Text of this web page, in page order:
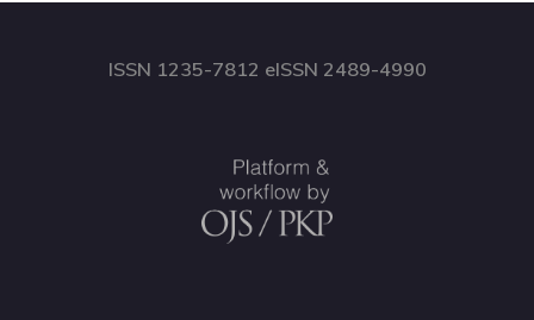
ISSN 1235-7812 eISSN 2489-4990